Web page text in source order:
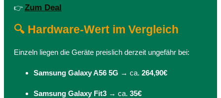
👉 Zum Deal
🔍 Hardware-Wert im Vergleich
Einzeln liegen die Geräte preislich derzeit ungefähr bei:
Samsung Galaxy A56 5G → ca. 264,90€
Samsung Galaxy Fit3 → ca. 35€